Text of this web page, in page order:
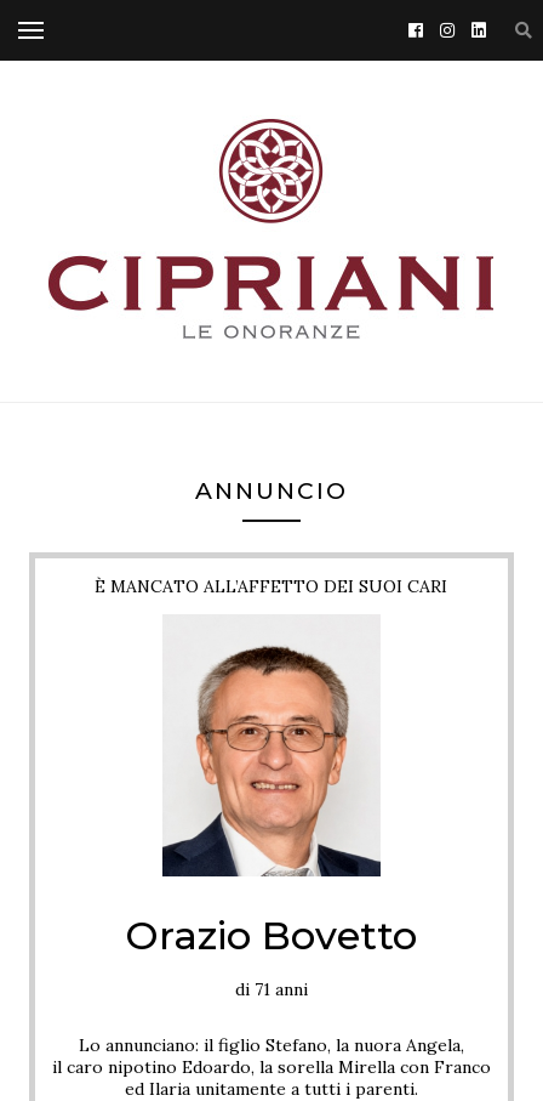
ANNUNCIO
È MANCATO ALL’AFFETTO DEI SUOI CARI
Orazio Bovetto
di 71 anni
Lo annunciano: il figlio Stefano, la nuora Angela,
il caro nipotino Edoardo, la sorella Mirella con Franco
ed Ilaria unitamente a tutti i parenti.